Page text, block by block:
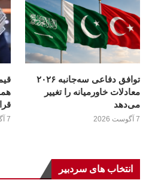
توافق دفاعی سه‌جانبه ۲۰۲۶
معادلات خاورمیانه را تغییر
می‌دهد
7 آگوست 2026 7 آگوست 2026
انتخاب های سردبیر